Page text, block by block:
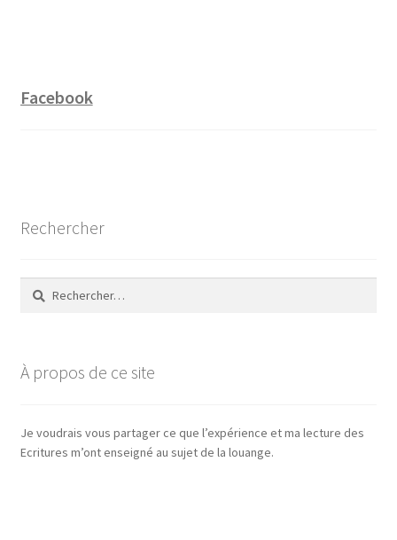
Facebook
Rechercher
Rechercher :
À propos de ce site
Je voudrais vous partager ce que l’expérience et ma lecture des
Ecritures m’ont enseigné au sujet de la louange.